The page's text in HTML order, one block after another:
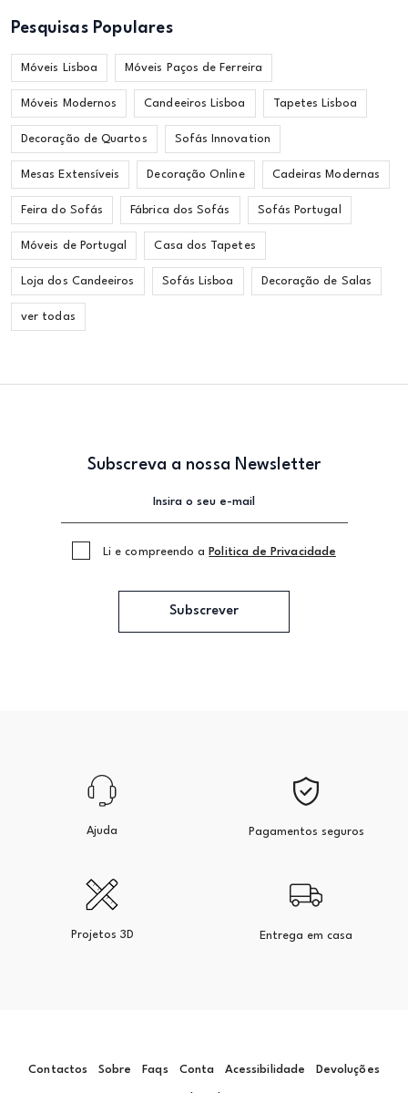
Pesquisas Populares
Móveis Lisboa Móveis Paços de Ferreira
Móveis Modernos Candeeiros Lisboa Tapetes Lisboa
Decoração de Quartos Sofás Innovation
Mesas Extensíveis Decoração Online Cadeiras Modernas
Feira do Sofás Fábrica dos Sofás Sofás Portugal
Móveis de Portugal Casa dos Tapetes
Loja dos Candeeiros Sofás Lisboa Decoração de Salas
ver todas
Subscreva a nossa Newsletter
Li e compreendo a Politica de Privacidade
Subscrever
Ajuda Pagamentos seguros
Projetos 3D Entrega em casa
Contactos Sobre Faqs Conta Acessibilidade Devoluções